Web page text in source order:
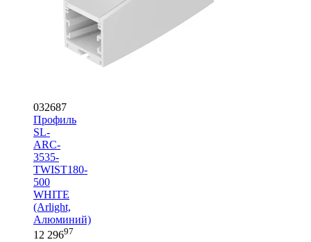
032687
Профиль
SL-
ARC-
3535-
TWIST180-
500
WHITE
(Arlight,
Алюминий)
12 29697